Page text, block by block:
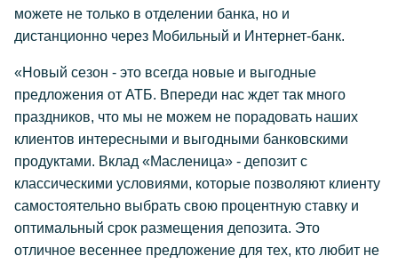
можете не только в отделении банка, но и
дистанционно через Мобильный и Интернет-банк.
«Новый сезон - это всегда новые и выгодные
предложения от АТБ. Впереди нас ждет так много
праздников, что мы не можем не порадовать наших
клиентов интересными и выгодными банковскими
продуктами. Вклад «Масленица» - депозит с
классическими условиями, которые позволяют клиенту
самостоятельно выбрать свою процентную ставку и
оптимальный срок размещения депозита. Это
отличное весеннее предложение для тех, кто любит не